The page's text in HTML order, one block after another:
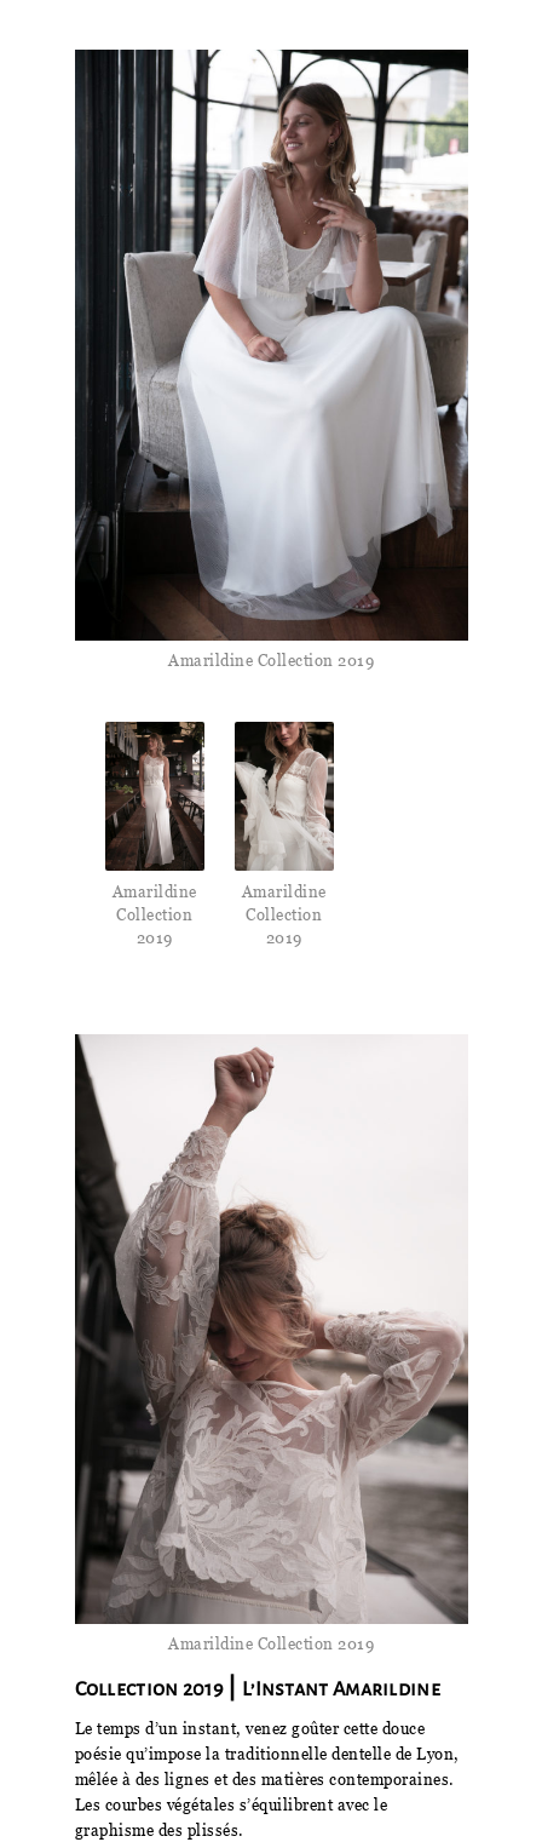
Amarildine Collection 2019
Amarildine
Collection
2019
Amarildine
Collection
2019
Amarildine Collection 2019
Collection 2019 ⎮ L’Instant Amarildine
Le temps d’un instant, venez goûter cette douce
poésie qu’impose la traditionnelle dentelle de Lyon,
mêlée à des lignes et des matières contemporaines.
Les courbes végétales s’équilibrent avec le
graphisme des plissés.